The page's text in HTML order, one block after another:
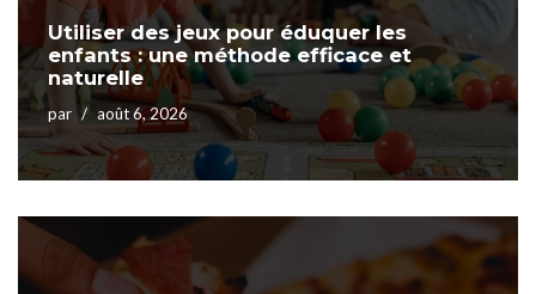
Utiliser des jeux pour éduquer les
enfants : une méthode efficace et
naturelle
par août 6, 2026